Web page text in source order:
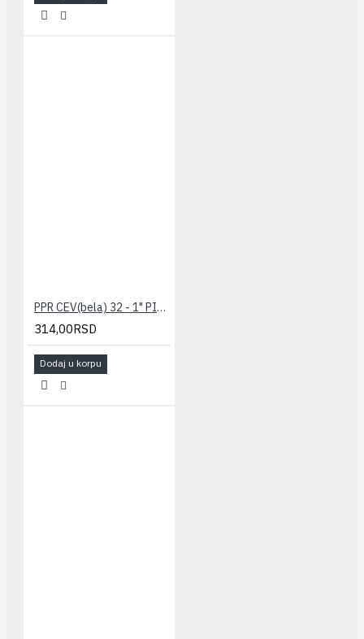
PPR CEV(bela) 32 - 1" PILSA
314,00RSD
Dodaj u korpu